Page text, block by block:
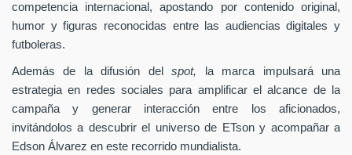
competencia internacional, apostando por contenido original,
humor y figuras reconocidas entre las audiencias digitales y
futboleras.
Además de la difusión delspot,
la marca impulsará una
estrategia en redes sociales para amplificar el alcance de la
campaña y generar interacción entre los aficionados,
invitándolos a descubrir el universo de ETson y acompañar a
Edson Álvarez en este recorrido mundialista.